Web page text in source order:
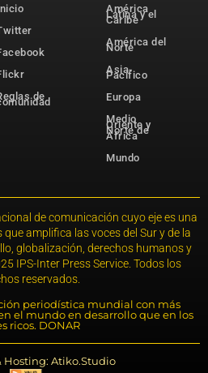
de
América
Latina y el
Caribe
América del
Norte
Asia-
Pacífico
Europa
Medio
Oriente y
Norte de
África
Mundo
de comunicación cuyo eje es una
amplifica las voces del Sur y de la
globalización, derechos humanos y
IPS-Inter Press Service. Todos los
reservados.
periodística mundial con más
el mundo en desarrollo que en los
ricos. DONAR
Hosting: Atiko.Studio